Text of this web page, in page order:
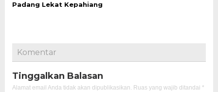
Padang Lekat Kepahiang
Komentar
Tinggalkan Balasan
Alamat email Anda tidak akan dipublikasikan. Ruas yang wajib ditandai *